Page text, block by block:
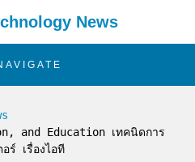
News
ร์ เรื่องไอที